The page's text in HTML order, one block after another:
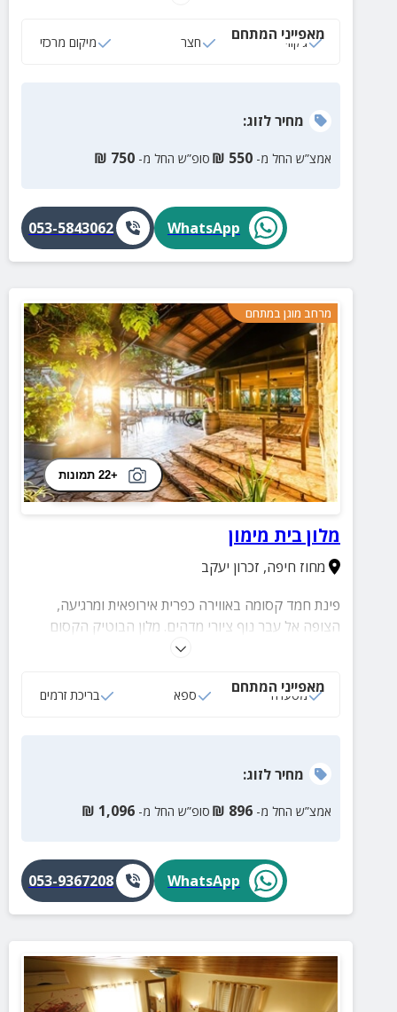
המבטיחות הנאה מרובה לכל גיל.
מאפייני המתחם
ג‘קוזי חצר מיקום מרכזי
מחירלזוג:
אמצ”ש החל מ- 550
₪ סופ”ש החל מ- 750
₪
WhatsApp
053-5843062
מרחב מוגן במתחם
+22 תמונות
מלון בית מימון
מחוז חיפה, זכרון יעקב
פינת חמד קסומה באווירה כפרית אירופאית ומרגיעה,
הצופה אל עבר נוף ציורי מדהים. מלון הבוטיק הקסום
ממוקם על הרכס המערבי של זכרון יעקב, במקום בריכת
מאפייני המתחם
מסעדה ספא בריכת זרמים
מחירלזוג:
אמצ”ש החל מ- 896
₪ סופ”ש החל מ- 1,096
₪
WhatsApp
053-9367208